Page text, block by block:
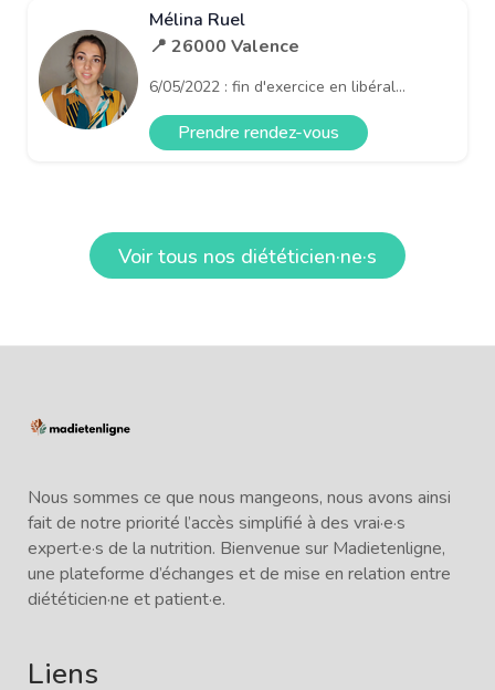
Mélina Ruel
📍 26000 Valence
6/05/2022 : fin d'exercice en libéral...
Prendre rendez-vous
Voir tous nos diététicien·ne·s
Nous sommes ce que nous mangeons, nous avons ainsi
fait de notre priorité l’accès simplifié à des vrai·e·s
expert·e·s de la nutrition. Bienvenue sur Madietenligne,
une plateforme d’échanges et de mise en relation entre
diététicien·ne et patient·e.
Liens